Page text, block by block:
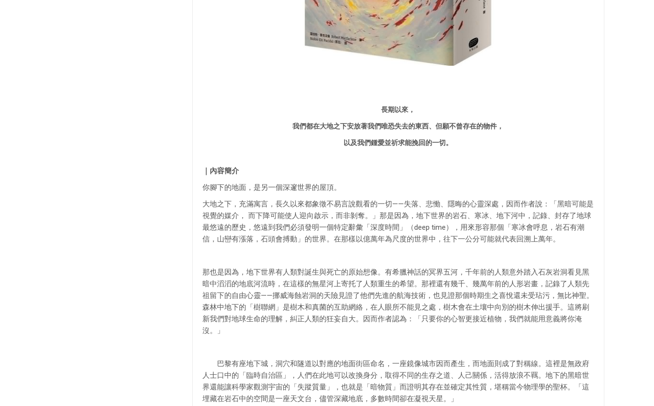
長期以來，
我們都在大地之下安放著我們唯恐失去的東西、但願不曾存在的物件，
以及我們鍾愛並祈求能挽回的一切。
內容簡介
你腳下的地面，是另一個深邃世界的屋頂。
大地之下，充滿寓言，長久以來都象徵不易言說觀看的一切——失落、悲慟、隱晦的心靈深處，因而作者說：「黑暗可能是
視覺的媒介， 而下降可能使人迎向啟示，而非剝奪。」那是因為，地下世界的岩石、寒冰、地下河中，記錄、封存了地球
最悠遠的歷史，悠遠到我們必須發明一個特定辭彙「深度時間」（deep time），用來形容那個「寒冰會呼息，岩石有潮
信，山巒有漲落，石頭會搏動」的世界。在那樣以億萬年為尺度的世界中，往下一公分可能就代表回溯上萬年。
那也是因為，地下世界有人類對誕生與死亡的原始想像。有希臘神話的冥界五河，千年前的人類意外踏入石灰岩洞看見黑
暗中滔滔的地底河流時，在這樣的無星河上寄托了人類重生的希望。那裡還有幾千、幾萬年前的人形岩畫，記錄了人類先
祖留下的自由心靈——挪威海蝕岩洞的天險見證了他們先進的航海技術，也見證那個時期生之喜悅還未受玷污，無比神聖。
森林中地下的「樹聯網」是樹木和真菌的互助網絡，在人眼所不能見之處，樹木會在土壤中向別的樹木伸出援手。這將刷
新我們對地球生命的理解，糾正人類的狂妄自大。因而作者認為：「只要你的心智更接近植物，我們就能用意義將你淹
沒。」
巴黎有座地下城，洞穴和隧道以對應的地面街區命名，一座鏡像城市因而產生，而地面則成了對稱線。這裡是無政府
人士口中的「臨時自治區」，人們在此地可以改換身分，取得不同的生存之道、人己關係，活得放浪不羈。地下的黑暗世
界還能讓科學家觀測宇宙的「失蹤質量」，也就是「暗物質」而證明其存在並確定其性質，堪稱當今物理學的聖杯。「這
埋藏在岩石中的空間是一座天文台，儘管深藏地底，多數時間卻在凝視天星。」